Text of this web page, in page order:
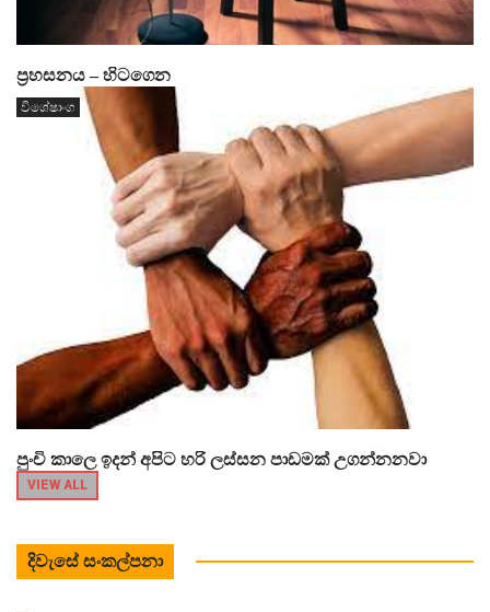
ප්‍රහසනය – හිටගෙන
විශේෂාංග
පුංචි කාලෙ ඉදන් අපිට හරි ලස්සන පාඩමක් උගන්නනවා
VIEW ALL
දිවැසේ සංකල්පනා